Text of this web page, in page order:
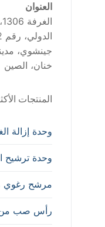
العنوان
جينشوي،
خنان، الصين
المنتجات
وحدة إزالة
وحدة ترشيح
مرشح رغوي
رأس صب من